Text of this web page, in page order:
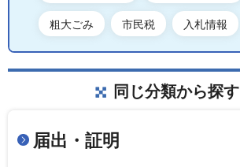
粗大ごみ 市民税 入札情報
同じ分類から探す
届出・証明